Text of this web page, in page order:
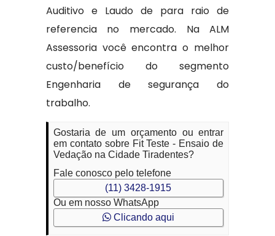
Auditivo e Laudo de para raio de
referencia no mercado. Na ALM
Assessoria você encontra o melhor
custo/benefício do segmento
Engenharia de segurança do
trabalho.
Gostaria de um orçamento ou entrar
em contato sobre Fit Teste - Ensaio de
Vedação na Cidade Tiradentes?
Fale conosco pelo telefone
(11) 3428-1915
Ou em nosso WhatsApp
Clicando aqui